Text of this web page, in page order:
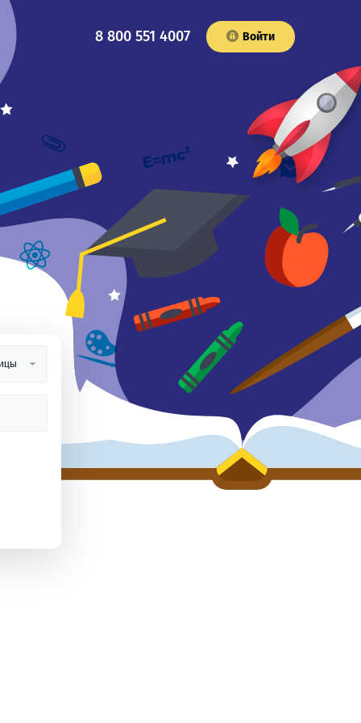
8 800 551 4007 Войти